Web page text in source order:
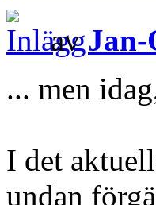
av
... men
I det
undan